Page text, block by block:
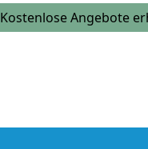
Kostenlose Angebote